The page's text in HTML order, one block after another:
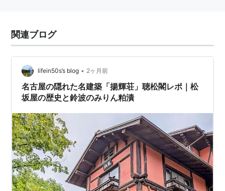
関連ブログ
lifein50s’s blog • 2ヶ月前
名古屋の隠れた名建築「揚輝荘」聴松閣レポ｜松
坂屋の歴史と鈴波のみりん粕漬